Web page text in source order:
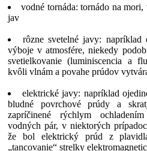
vodné tornáda: tornádo na
jav
rôzne svetelné javy: napríklad
výboje v atmosfére, niekedy
svetielkovanie (luminiscencia a
kvôli vlnám a povahe prúdov
elektrické javy: napríklad
bludné povrchové prúdy a
zapríčinené rýchlym
vodných pár, v niektorých
že bol elektrický prúd z
„tancovanie“ strelky